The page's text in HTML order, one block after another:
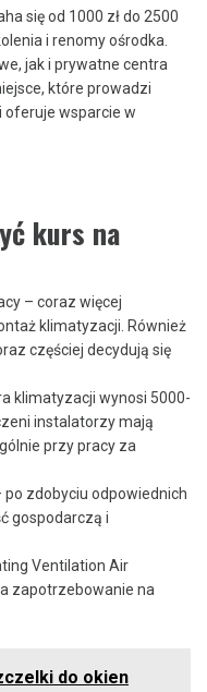
się od 1000 zł do 2500
i renomy ośrodka.
jak i prywatne centra
które prowadzi
oferuje wsparcie w
kurs na
– coraz więcej
klimatyzacji. Również
częściej decydują się
klimatyzacji wynosi 5000-
instalatorzy mają
przy pracy za
po zdobyciu odpowiednich
gospodarczą i
Ventilation Air
zapotrzebowanie na
do okien